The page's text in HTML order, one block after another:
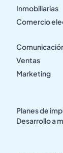
Inmobiliarias
Comercio
Ventas
Marketing
Planes de
Desarrollo a